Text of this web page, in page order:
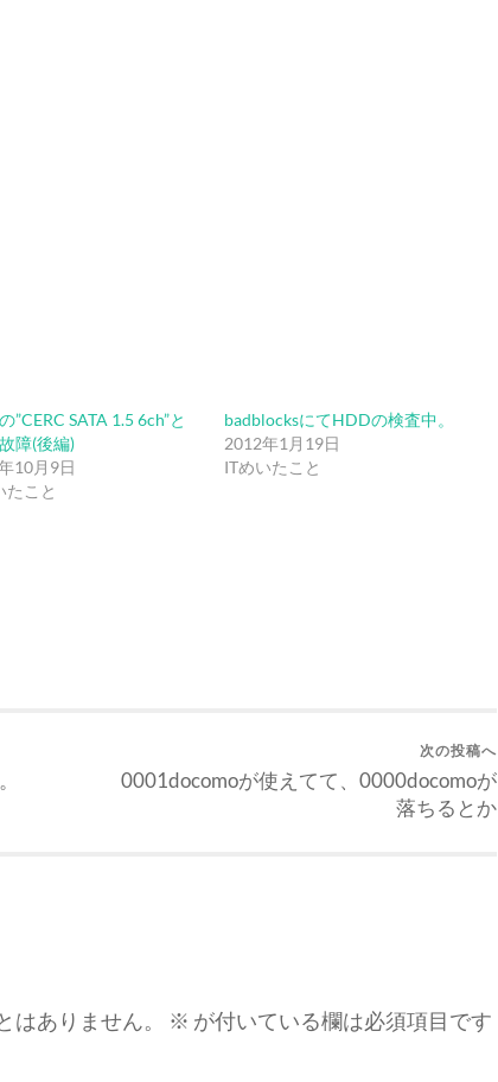
”CERC SATA 1.5 6ch”と
障(後編)
10月9日
たこと
badblocksにてHDDの検査中。
2012年1月19日
ITめいたこと
次の投稿へ
0001docomoが使えてて、0000docomoが
落ちるとか
はありません。 ※ が付いている欄は必須項目です